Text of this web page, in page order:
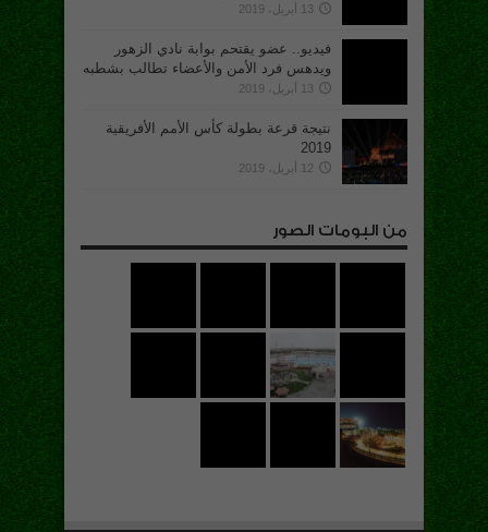
13 أبريل، 2019
فيديو.. عضو يقتحم بوابة نادي الزهور
ويدهس فرد الأمن والأعضاء تطالب بشطبه
13 أبريل، 2019
نتيجة قرعة بطولة كأس الأمم الأفريقية
2019
12 أبريل، 2019
من البومات الصور